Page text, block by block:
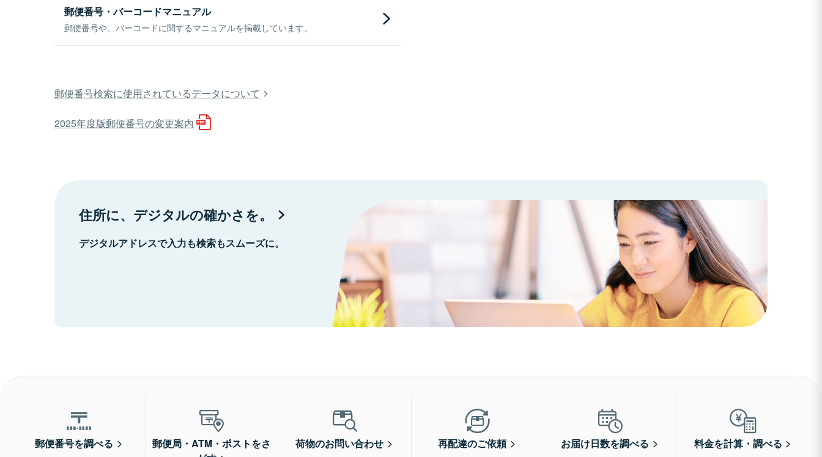
郵便番号・バーコードマニュアル
郵便番号や、バーコードに関するマニュアルを掲載しています。
郵便番号検索に使用されているデータについて
2025年度版郵便番号の変更案内
住所に、デジタルの確かさを。
デジタルアドレスで入力も検索もスムーズに。
郵便番号を調べる
郵便局・ATM・ポストをさ
荷物のお問い合わせ 再配達のご依頼 お届け日数を調べる 料金を計算・調べる